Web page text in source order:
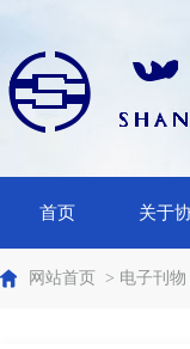
首页 关于
网站首页 > 电子刊物